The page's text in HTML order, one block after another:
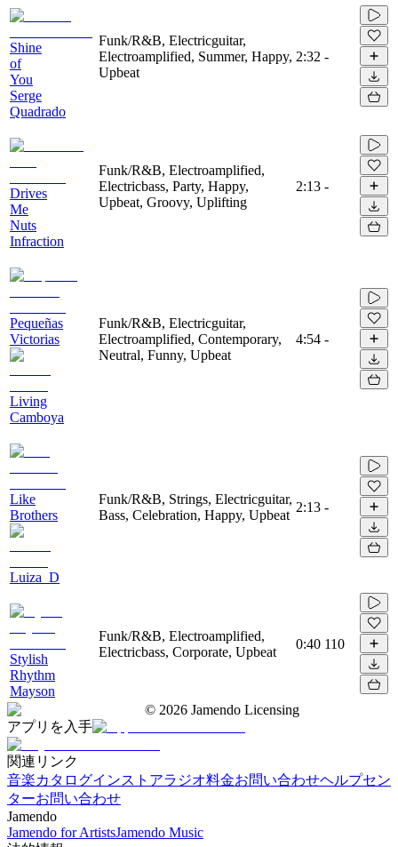
Shine
of
You
Serge
Quadrado
Funk/R&B, Electricguitar,
Electroamplified, Summer, Happy,
Upbeat
2:32 -
Drives
Me
Nuts
Infraction
Funk/R&B, Electroamplified,
Electricbass, Party, Happy,
Upbeat, Groovy, Uplifting
2:13 -
Pequeñas
Victorias
Living
Camboya
Funk/R&B, Electricguitar,
Electroamplified, Contemporary,
Neutral, Funny, Upbeat
4:54 -
Like
Brothers
Luiza_D
Funk/R&B, Strings, Electricguitar,
Bass, Celebration, Happy, Upbeat
2:13 -
Stylish
Rhythm
Mayson
Funk/R&B, Electroamplified,
Electricbass, Corporate, Upbeat
0:40 110
© 2026 Jamendo Licensing
アプリを入手
関連リンク
音楽カタログインストアラジオ料金お問い合わせヘルプセン
ターお問い合わせ
Jamendo
Jamendo for ArtistsJamendo Music